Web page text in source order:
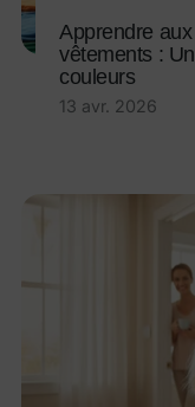
Apprendre
vêtements :
couleurs
13 avr. 2026